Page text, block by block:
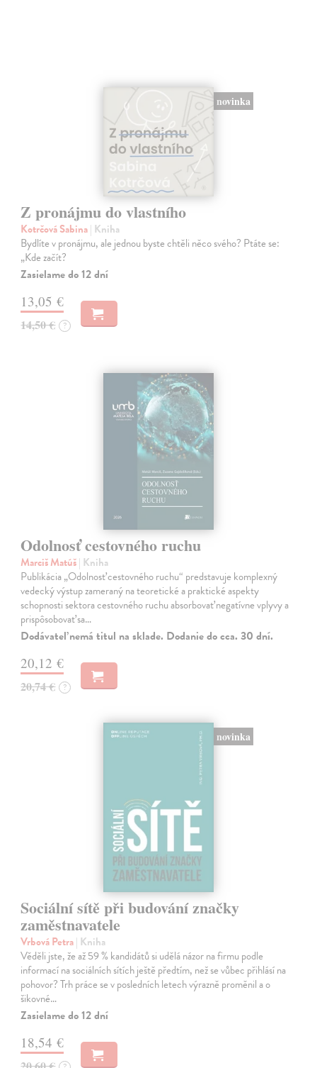
novinka
Z pronájmu do vlastního
Kotrčová Sabina| Kniha
Bydlíte v pronájmu, ale jednou byste chtěli něco svého? Ptáte se:
„Kde začít?
Zasielame do 12 dní
13,05 €
14,50 € ?
Odolnosť cestovného ruchu
Marciš Matúš| Kniha
Publikácia „Odolnosť cestovného ruchu“ predstavuje komplexný
vedecký výstup zameraný na teoretické a praktické aspekty
schopnosti sektora cestovného ruchu absorbovať negatívne vplyvy a
prispôsobovať sa…
Dodávateľ nemá titul na sklade. Dodanie do cca. 30 dní.
20,12 €
20,74 € ?
novinka
Sociální sítě při budování značky
zaměstnavatele
Vrbová Petra| Kniha
Věděli jste, že až 59 % kandidátů si udělá názor na firmu podle
informací na sociálních sítích ještě předtím, než se vůbec přihlásí na
pohovor? Trh práce se v posledních letech výrazně proměnil a o
šikovné…
Zasielame do 12 dní
18,54 €